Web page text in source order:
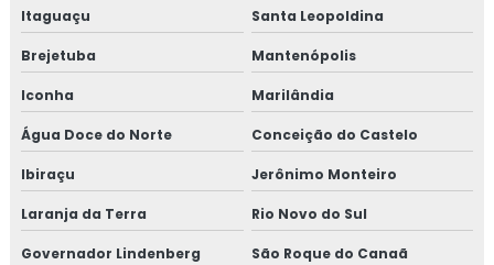
Itaguaçu Santa Leopoldina
Brejetuba Mantenópolis
Iconha Marilândia
Água Doce do Norte Conceição do Castelo
Ibiraçu Jerônimo Monteiro
Laranja da Terra Rio Novo do Sul
Governador Lindenberg São Roque do Canaã